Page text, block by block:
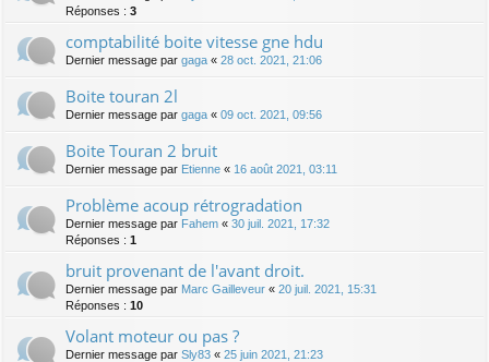
Réponses : 3
comptabilité boite vitesse gne hdu
Dernier message par gaga « 28 oct. 2021, 21:06
Boite touran 2l
Dernier message par gaga « 09 oct. 2021, 09:56
Boite Touran 2 bruit
Dernier message par Etienne « 16 août 2021, 03:11
Problème acoup rétrogradation
Dernier message par Fahem « 30 juil. 2021, 17:32
Réponses : 1
bruit provenant de l'avant droit.
Dernier message par Marc Gailleveur « 20 juil. 2021, 15:31
Réponses : 10
Volant moteur ou pas ?
Dernier message par Sly83 « 25 juin 2021, 21:23